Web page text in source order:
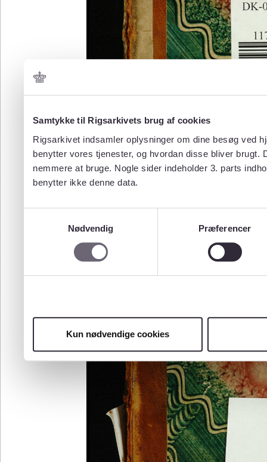
Samtykke til Rigsarkivets brug af cookies
Rigsarkivet indsamler oplysninger om dine besøg ved
benytter vores tjenester, og hvordan disse bliver
nemmere at bruge. Nogle sider indeholder 3. parts
benytter ikke denne data.
Nødvendig
Præferencer
Kun nødvendige cookies